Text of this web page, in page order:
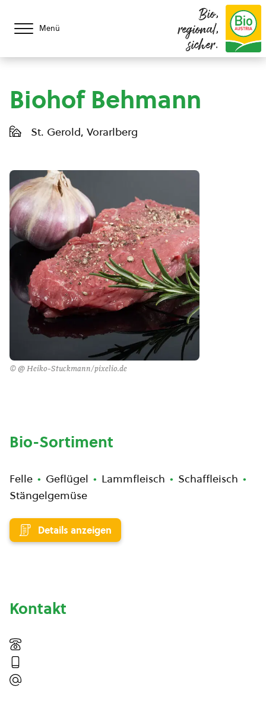
Menü
Bio,
regional,
sicher.
Biohof Behmann
St. Gerold, Vorarlberg
© @ Heiko-Stuckmann/pixelio.de
Bio-Sortiment
Felle Geflügel Lammfleisch
Schaffleisch
Stängelgemüse
Details anzeigen
Kontakt